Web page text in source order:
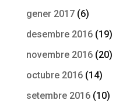
gener 2017(6)
desembre 2016(19)
novembre 2016(20)
octubre 2016(14)
setembre 2016(10)